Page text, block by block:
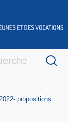
propositions